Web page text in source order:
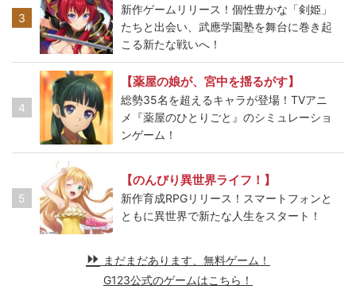
3
新作ゲームリリース！個性豊かな「剣姫」
たちと出会い、武應学園塾を舞台に巻き起
こる新たな戦いへ！
4
【薬屋の娘が、宮中を揺るがす】
総勢35名を超えるキャラが登場！TVアニ
メ『薬屋のひとりごと』のシミュレーショ
ンゲーム！
5
【のんびり異世界ライフ！】
新作育成RPGリリース！スマートフォンと
ともに異世界で新たな人生をスタート！
まだまだあります、無料ゲーム！
G123公式のゲームはこちら！